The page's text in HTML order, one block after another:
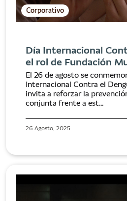
Corporativo
Día Internacional
el rol de Fundación
El 26 de agosto se
Internacional Contra el
invita a reforzar la
conjunta frente a est...
26 Agosto, 2025